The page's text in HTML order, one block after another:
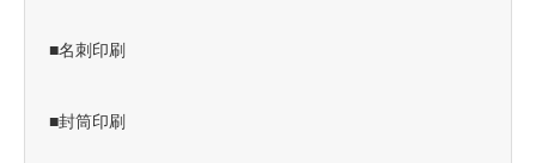
■名刺印刷
■封筒印刷